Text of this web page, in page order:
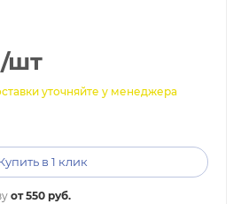
/шт
уточняйте у менеджера
в 1 клик
от 550 руб.